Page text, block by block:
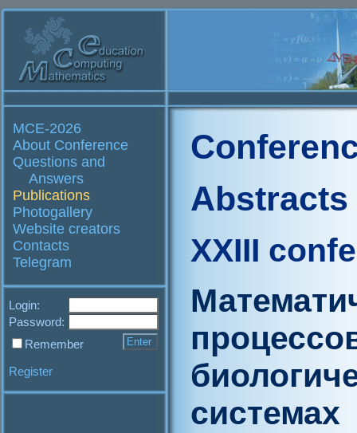
MCE-2026
About Conference
Questions and
Answers
Publications
Photogallery
Website creators
Contacts
Telegram
Login:
Password:
Remember
Register
Abstracts
XXIII
системах